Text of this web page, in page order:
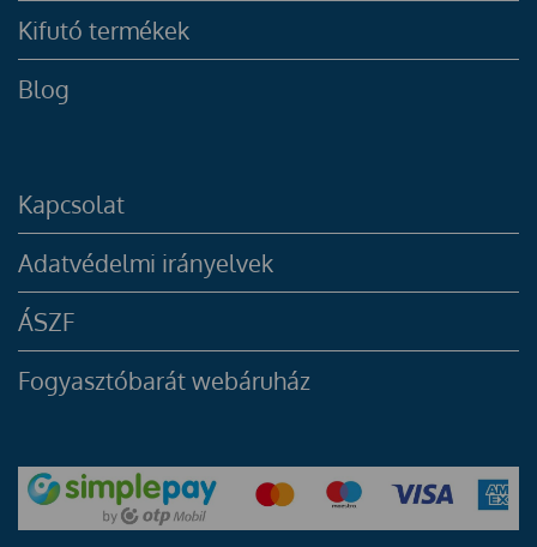
Kifutó termékek
Blog
Kapcsolat
Adatvédelmi irányelvek
ÁSZF
Fogyasztóbarát webáruház